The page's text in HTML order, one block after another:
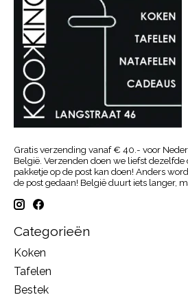
Gratis verzending vanaf € 40.- voor
België. Verzenden doen we liefst
pakketje op de post kan doen! Anders
de post gedaan! België duurt iets langer,
Categorieën
Koken
Tafelen
Bestek